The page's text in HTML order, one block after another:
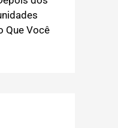
Que Você